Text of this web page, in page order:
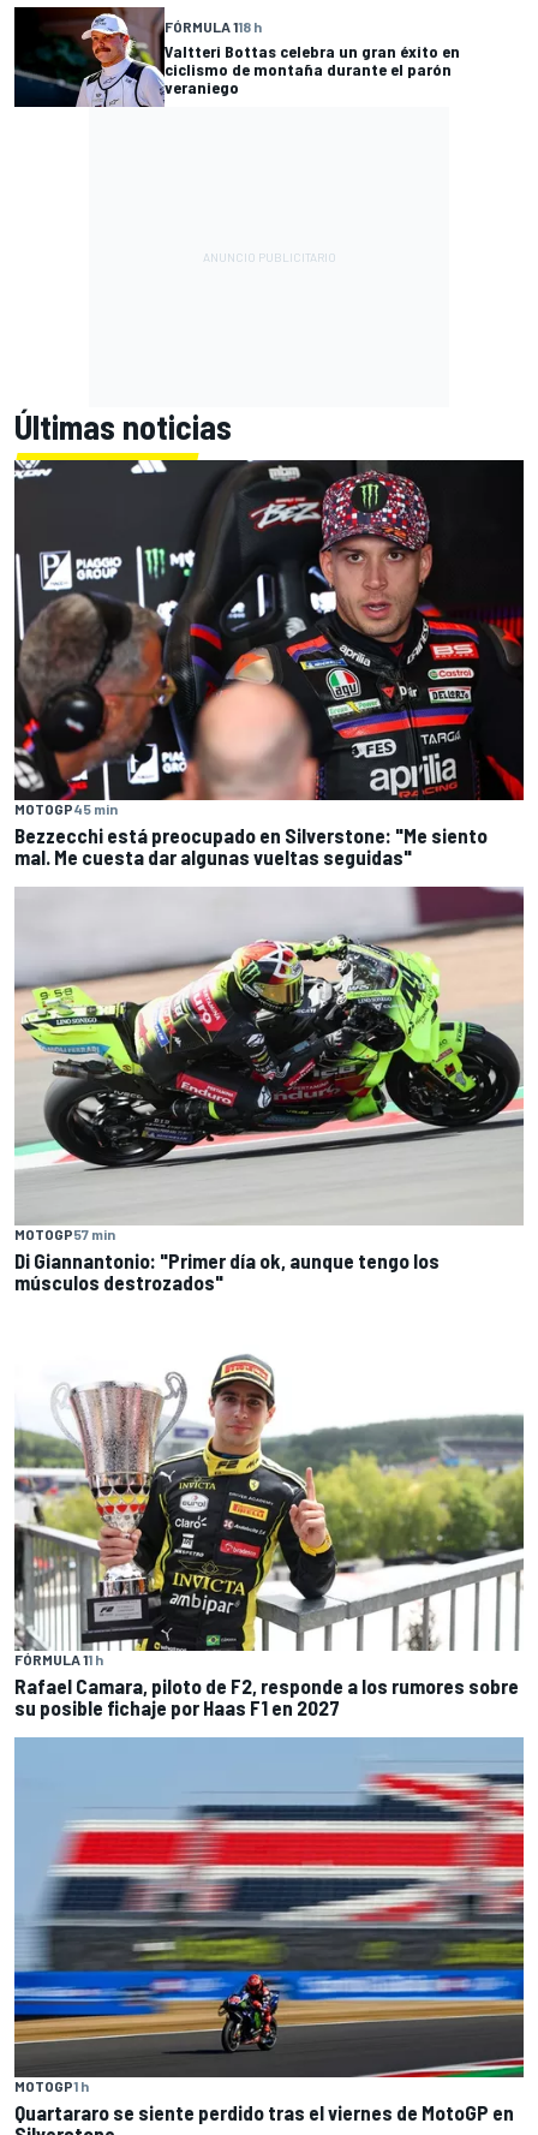
FÓRMULA 118 h
Valtteri Bottas celebra un gran éxito en
ciclismo de montaña durante el parón
veraniego
Últimas noticias
MOTOGP45 min
Bezzecchi está preocupado en Silverstone: "Me siento
mal. Me cuesta dar algunas vueltas seguidas"
MOTOGP57 min
Di Giannantonio: "Primer día ok, aunque tengo los
músculos destrozados"
FÓRMULA 11 h
Rafael Camara, piloto de F2, responde a los rumores sobre
su posible fichaje por Haas F1 en 2027
MOTOGP1 h
Quartararo se siente perdido tras el viernes de MotoGP en